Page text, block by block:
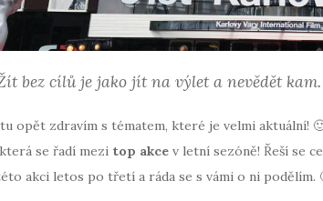
bez cílů je jako jít na výlet a nevědět
opět zdravím s tématem, které je velmi aktuální!
se řadí mezi top akce v letní sezóně! Řeší se
akci letos po třetí a ráda se s vámi o ni podělím.